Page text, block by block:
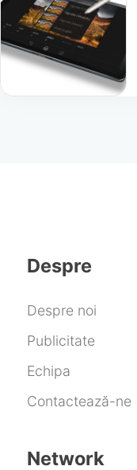
Despre
Despre noi
Publicitate
Echipa
Contactează-ne
Network